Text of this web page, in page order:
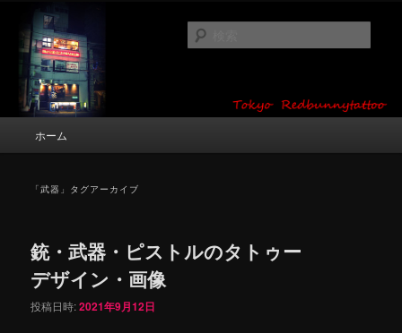
ン
ツ
東京 タトゥースタジオ 吉祥寺 Red
Bunny Tattoo タトゥーデザイン・タ
トゥー画像
タトゥーデザイン・画像の紹介（和彫り・ワンポイント・girl tattoo）
ホーム
「武器 」タグアーカイブ
銃・武器・ピストルのタトゥー
デザイン・画像
投稿日時:2021年9月12日